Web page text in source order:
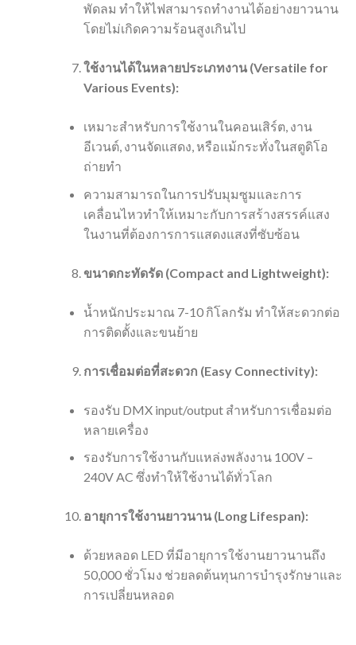
พัดลม ทำให้ไฟสามารถทำงานได้อย่างยาวนาน
โดยไม่เกิดความร้อนสูงเกินไป
ใช้งานได้ในหลายประเภทงาน (Versatile for
Various Events):
เหมาะสำหรับการใช้งานในคอนเสิร์ต, งาน
อีเวนต์, งานจัดแสดง, หรือแม้กระทั่งในสตูดิโอ
ถ่ายทำ
ความสามารถในการปรับมุมซูมและการ
เคลื่อนไหวทำให้เหมาะกับการสร้างสรรค์แสง
ในงานที่ต้องการการแสดงแสงที่ซับซ้อน
ขนาดกะทัดรัด (Compact and Lightweight):
น้ำหนักประมาณ 7-10 กิโลกรัม ทำให้สะดวกต่อ
การติดตั้งและขนย้าย
การเชื่อมต่อที่สะดวก (Easy Connectivity):
รองรับ DMX input/output สำหรับการเชื่อมต่อ
หลายเครื่อง
รองรับการใช้งานกับแหล่งพลังงาน 100V –
240V AC ซึ่งทำให้ใช้งานได้ทั่วโลก
อายุการใช้งานยาวนาน (Long Lifespan):
ด้วยหลอด LED ที่มีอายุการใช้งานยาวนานถึง
50,000 ชั่วโมง ช่วยลดต้นทุนการบำรุงรักษาและ
การเปลี่ยนหลอด